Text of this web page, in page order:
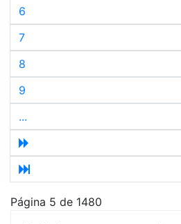
6
7
8
9
...
Página 5 de 1480